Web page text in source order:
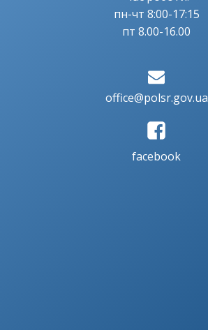
пн-чт 8:00-17:15
пт 8.00-16.00
office@polsr.gov.ua
facebook